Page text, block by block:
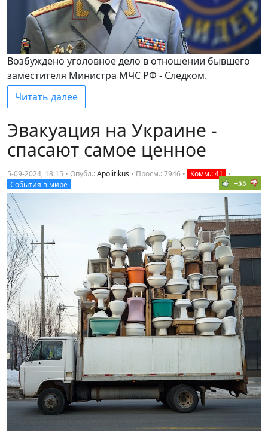
Возбуждено уголовное дело в отношении бывшего
заместителя Министра МЧС РФ - Следком.
Читать далее
Эвакуация на Украине -
спасают самое ценное
5-09-2024, 18:15 • Опубл.:Apolitikus • Просм.: 7946 • Комм.: 41
•
События в мире
+55